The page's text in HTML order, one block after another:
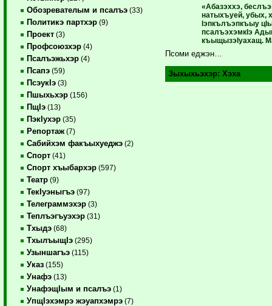
Обозревателым и псалъэ (33)
Политикэ партхэр (9)
Проект (3)
Профсоюзхэр (4)
Псалъэжьхэр (4)
Псапэ (59)
ПсэукIэ (3)
Пшыхьхэр (156)
ПщIэ (13)
ПэкIухэр (35)
Репортаж (7)
Сабийхэм факъыхуеджэ (2)
Спорт (41)
Спорт хъыбархэр (597)
Театр (9)
ТекIуэныгъэ (97)
Телеграммэхэр (3)
Теплъэгъуэхэр (31)
Тхыдэ (68)
ТхылъыщIэ (295)
Узыншагъэ (115)
Указ (155)
Унафэ (13)
УнафэщIым и псалъэ (1)
УпщIэхэмрэ жэуапхэмрэ (7)
«Абазэххэ,
натыхъуей, убых,
Iэпкълъэпкъыу
псалъэхэмкIэ
къыщызэIуахащ.
Псоми еджэн…
Зыхыхьэхэр: Хэха